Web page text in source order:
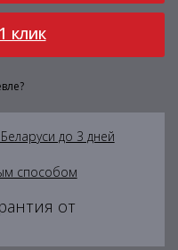
клик
до 3 дней
способом
от